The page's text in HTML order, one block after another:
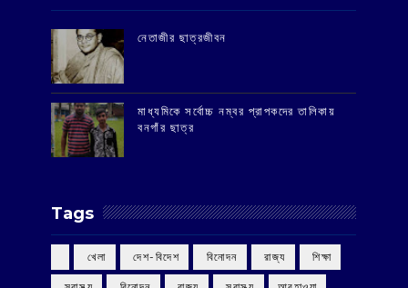
‌নেতাজীর ছাত্রজীবন
মাধ্যমিকে সর্বোচ্চ নম্বর প্রাপকদের তালিকায়
বনগাঁর ছাত্র
Tags
‌ খেলা ‌ দেশ-বিদেশ ‌ বিনোদন ‌ রাজ্য ‌ শিক্ষা